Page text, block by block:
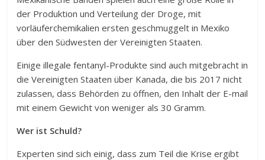
der Produktion und Verteilung der Droge, mit
vorläuferchemikalien ersten geschmuggelt in Mexiko
über den Südwesten der Vereinigten Staaten.
Einige illegale fentanyl-Produkte sind auch mitgebracht in
die Vereinigten Staaten über Kanada, die bis 2017 nicht
zulassen, dass Behörden zu öffnen, den Inhalt der E-mail
mit einem Gewicht von weniger als 30 Gramm.
Wer ist Schuld?
Experten sind sich einig, dass zum Teil die Krise ergibt